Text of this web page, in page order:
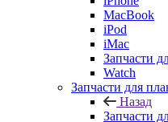
Запчасти для
Назад
Запчасти
Дисплеи
Шлейфы
Тачскрины
Корпуса